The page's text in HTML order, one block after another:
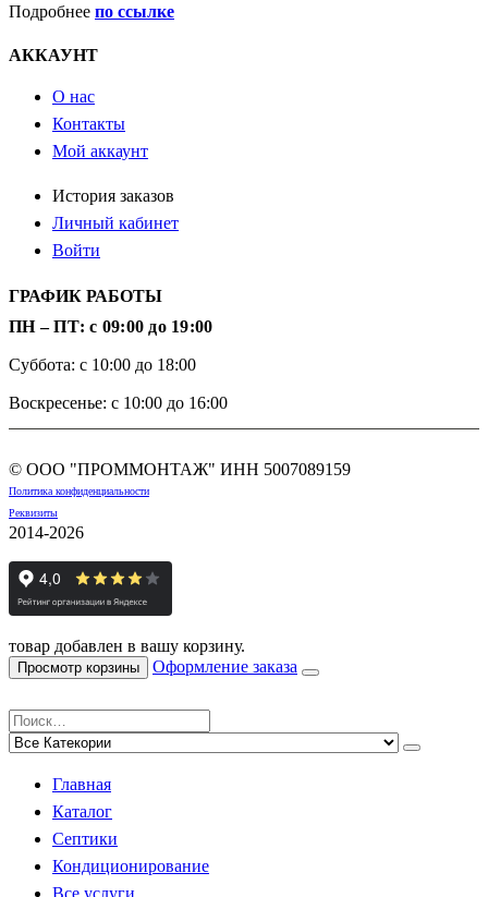
Подробнее по ссылке
АККАУНТ
О нас
Контакты
Мой аккаунт
История заказов
Личный кабинет
Войти
ГРАФИК РАБОТЫ
ПН – ПТ: с 09:00 до 19:00
Суббота: с 10:00 до 18:00
Воскресенье: с 10:00 до 16:00
© ООО "ПРОММОНТАЖ" ИНН 5007089159
Политика конфиденциальности
Реквизиты
2014-2026
товар добавлен в вашу корзину.
Просмотр корзины Оформление заказа
Главная
Каталог
Септики
Кондиционирование